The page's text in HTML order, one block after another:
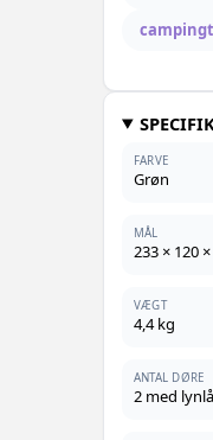
FARVE
Grøn
MÅL
233 × 120
VÆGT
4,4 kg
ANTAL DØRE
2 med